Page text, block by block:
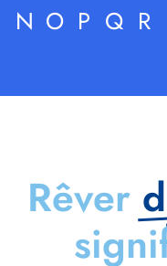
N O P Q R
Rêver